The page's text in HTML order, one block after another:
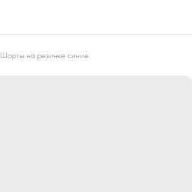
Шорты на резинке синие